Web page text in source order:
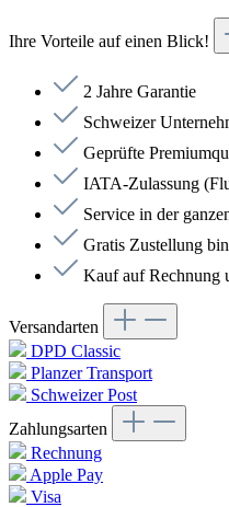
Ihre Vorteile auf einen Blick!
2 Jahre Garantie
Schweizer
Geprüfte
IATA-Zulassung
Service in der
Gratis Zustellung
Kauf auf Rechnung
Versandarten
DPD Classic
Planzer Transport
Schweizer Post
Zahlungsarten
Rechnung
Apple Pay
Visa